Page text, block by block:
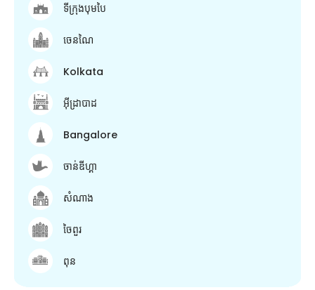
ទីក្រុងបុមបៃ
ចេនណៃ
Kolkata
អ៊ីដ្រាបាដ
Bangalore
ចាន់ឌីហ្គា
សំណាង
ចៃពួរ
ពុន